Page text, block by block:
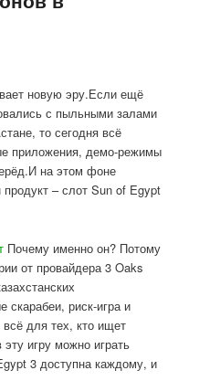
новую эру.Если ещё
с пыльными залами
то сегодня всё
приложения, демо-режимы
на этом фоне
– слот Sun of Egypt
Почему именно он? Потому
от провайдера 3 Oaks
скарабеи, риск-игра и
для тех, кто ищет
игру можно играть
3 доступна каждому, и